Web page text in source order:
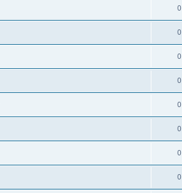
0
0
0
0
0
0
0
0